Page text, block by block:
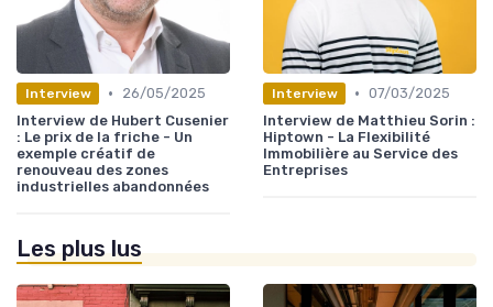
Interview •
26/05/2025
Interview de Hubert Cusenier
: Le prix de la friche - Un
exemple créatif de
renouveau des zones
industrielles abandonnées
Interview • 07/03/2025
Interview de Matthieu Sorin :
Hiptown - La Flexibilité
Immobilière au Service des
Entreprises
Les plus lus